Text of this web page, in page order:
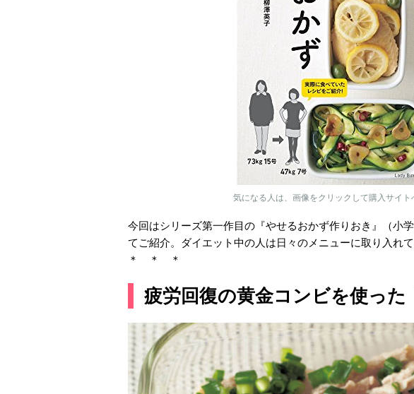
気になる人は、画像をクリックして購入サイト
今回はシリーズ第一作目の『やせるおかず作りおき』（小
てご紹介。ダイエット中の人は日々のメニューに取り入れて
＊ ＊ ＊
疲労回復の黄金コンビを使った